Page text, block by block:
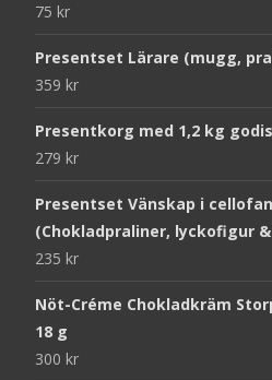
75 kr
Presentset Lärare (mugg,
359 kr
Presentkorg med 1,2 kg godis
279 kr
Presentset Vänskap i cellofan
(Chokladpraliner, lyckofigur
235 kr
Nöt-Créme Chokladkräm
18 g
300 kr